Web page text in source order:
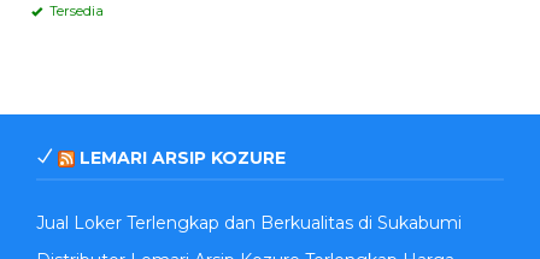
Tersedia
LEMARI ARSIP KOZURE
Jual Loker Terlengkap dan Berkualitas di Sukabumi